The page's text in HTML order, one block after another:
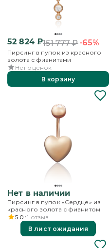
52 824₽151 777₽-65%
Пирсинг в пупок из красного
золота с фианитами
Нет оценок
В корзину
Нет в наличии
Пирсинг в пупок «Сердце» из
красного золота с фианитом
5.0 1 отзыв
В лист ожидания